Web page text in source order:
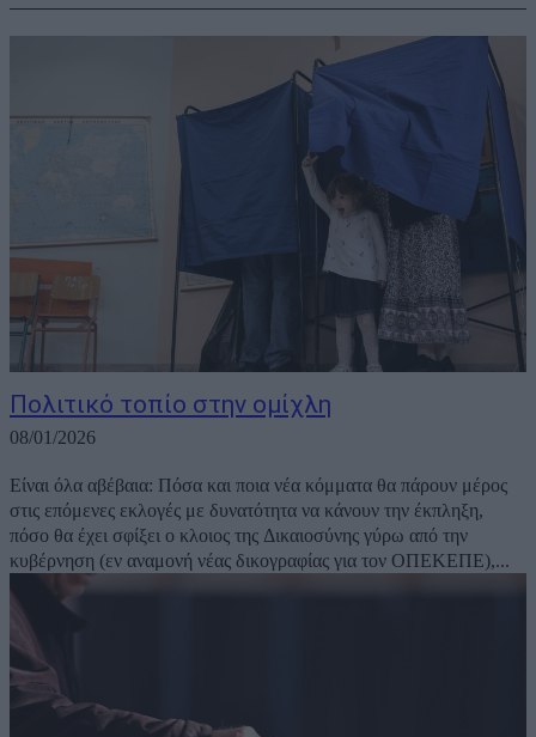
Πολιτικό τοπίο στην ομίχλη
08/01/2026
Είναι όλα αβέβαια: Πόσα και ποια νέα κόμματα θα πάρουν μέρος
στις επόμενες εκλογές με δυνατότητα να κάνουν την έκπληξη,
πόσο θα έχει σφίξει ο κλοιος της Δικαιοσύνης γύρω από την
κυβέρνηση (εν αναμονή νέας δικογραφίας για τον ΟΠΕΚΕΠΕ),...